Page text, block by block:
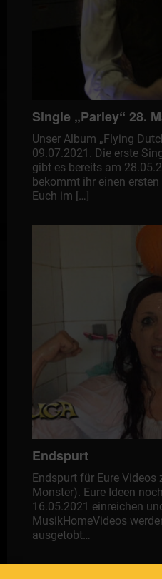
Single „Parley“ 28.
Unser Album „Flying
09.07.2021. Die erste
gibt es bereits am
bekommt ihr einen
Euch im […]
Endspurt
Endspurt für Eure
Monster). Eure Ideen
16.05.2021 einreichen
MusikHomeVideos
ausgetobt…